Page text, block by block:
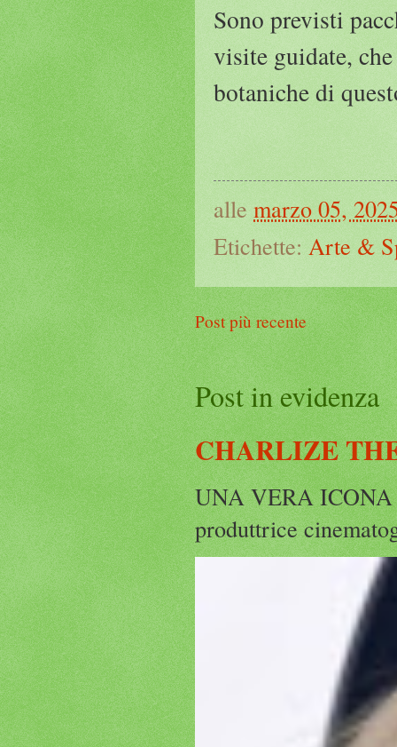
Sono previsti
visite guidate,
botaniche di
alle marzo 05,
Etichette: Arte &
Post più recente
Post in evidenza
CHARLIZE
UNA VERA ICONA
produttrice